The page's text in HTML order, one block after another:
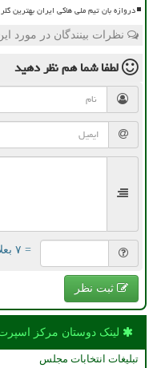
دروازه بان تیم ملی هاکی ایران بهترین
نظرات بینندگان در مورد
لطفا شما همنظر دهید
= ۷ بعلاوه ۳
ثبت نظر
لینک دوستان مركز
تبلیغات انتخابات مجلس